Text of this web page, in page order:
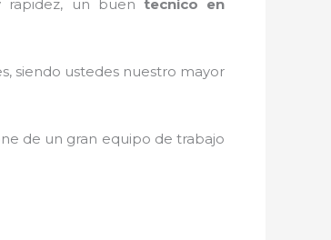
rapidez, un buen tecnico en
siendo ustedes nuestro mayor
de un gran equipo de trabajo